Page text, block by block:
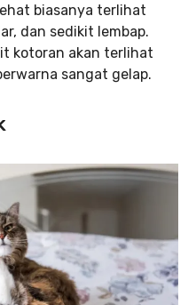
biasanya terlihat
dan sedikit lembap.
kotoran akan terlihat
sangat gelap.